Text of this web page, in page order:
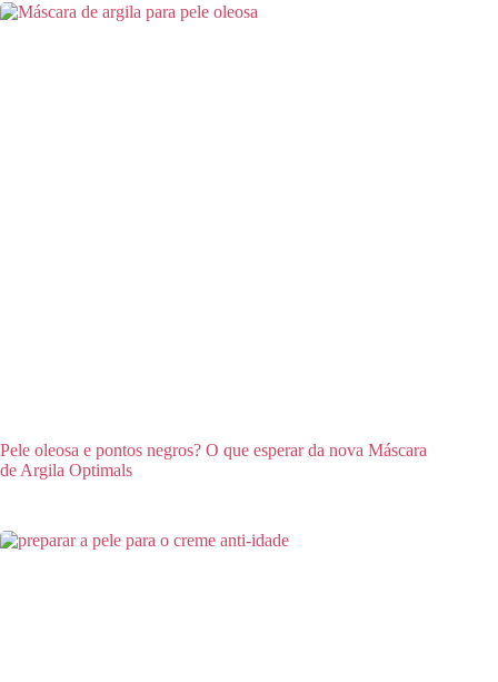
Pele oleosa e pontos negros? O que esperar da nova Máscara
de Argila Optimals